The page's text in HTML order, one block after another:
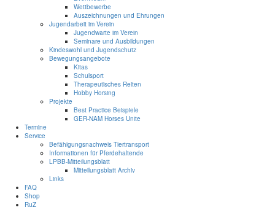
Wettbewerbe
Auszeichnungen und Ehrungen
Jugendarbeit im Verein
Jugendwarte im Verein
Seminare und Ausbildungen
Kindeswohl und Jugendschutz
Bewegungsangebote
Kitas
Schulsport
Therapeutisches Reiten
Hobby Horsing
Projekte
Best Practice Beispiele
GER-NAM Horses Unite
Termine
Service
Befähigungsnachweis Tiertransport
Informationen für Pferdehaltende
LPBB-Mitteilungsblatt
Mitteilungsblatt Archiv
Links
FAQ
Shop
RuZ